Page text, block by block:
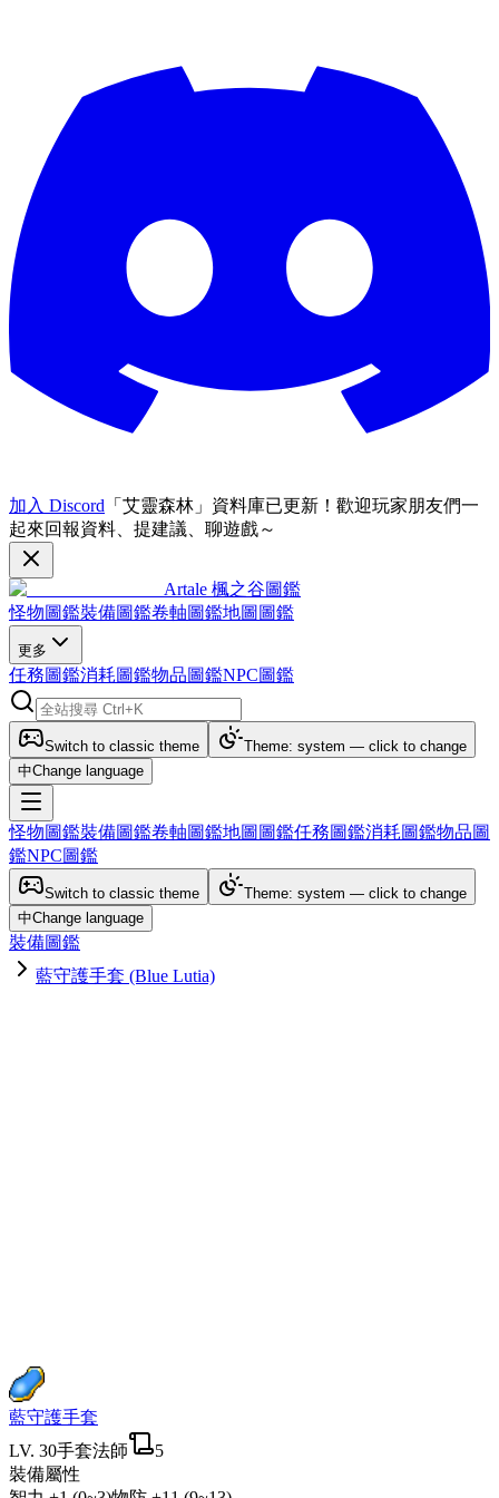
加入 Discord 「艾靈森林」資料庫已更新！歡迎玩家朋友們一
起來回報資料、提建議、聊遊戲～
Artale 楓之谷圖鑑
怪物圖鑑裝備圖鑑卷軸圖鑑地圖圖鑑
更多
任務圖鑑消耗圖鑑物品圖鑑NPC圖鑑
Switch to classic theme
Theme: system — click to change
中Change language
怪物圖鑑裝備圖鑑卷軸圖鑑地圖圖鑑任務圖鑑消耗圖鑑物品圖
鑑NPC圖鑑
Switch to classic theme
Theme: system — click to change
中Change language
裝備圖鑑
藍守護手套 (Blue Lutia)
藍守護手套
LV. 30手套法師
5
裝備屬性